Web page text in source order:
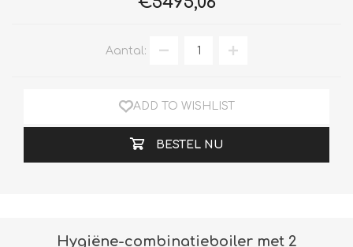
Aantal:
ADD TO WISHLIST
BESTEL NU
Hygiëne-combinatieboiler met 2